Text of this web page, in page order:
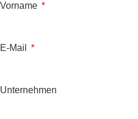
Vorname
E-Mail
Unternehmen